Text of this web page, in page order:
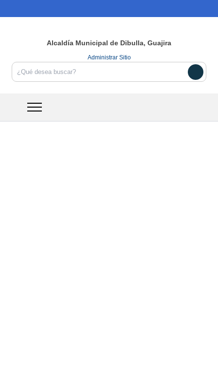
Alcaldía Municipal de Dibulla,Guajira
Administrar Sitio